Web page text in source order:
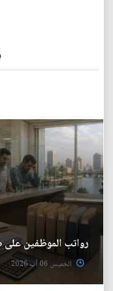
رواتب الموظفين
الخميس 06 آب 2026